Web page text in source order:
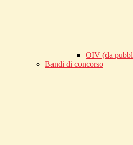
OIV (da
Bandi di concorso